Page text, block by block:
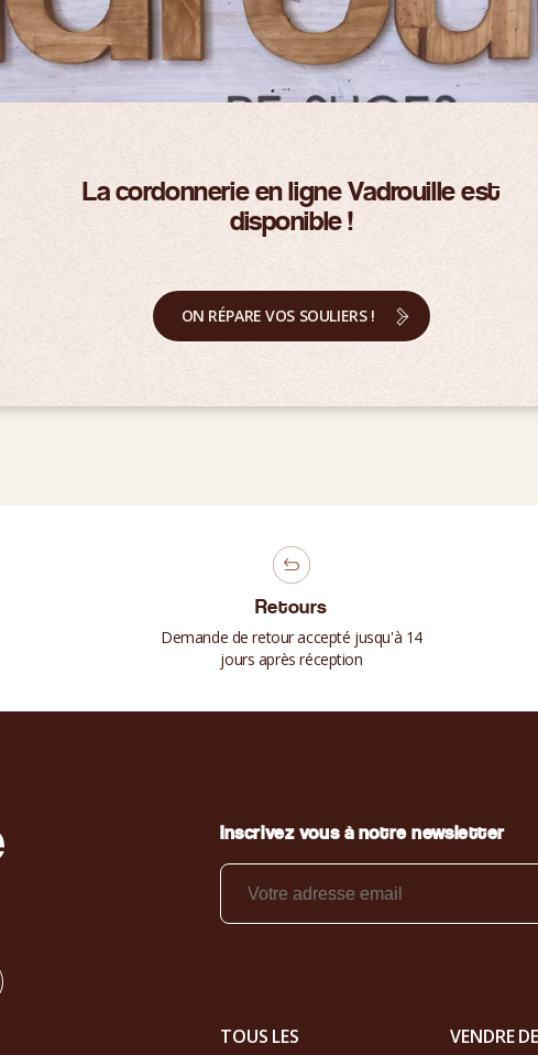
La cordonnerie en ligne Vadrouille est
disponible !
ON RÉPARE VOS SOULIERS !
Retours
Demande de retour accepté jusqu'à 14
jours après réception
Inscrivez vous à notre newsletter
TOUS LES VENDRE